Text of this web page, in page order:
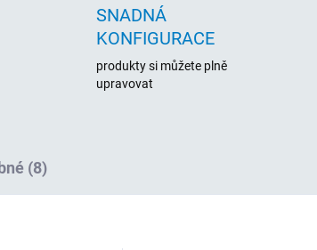
SNADNÁ
KONFIGURACE
produkty si můžete plně
upravovat
(8)